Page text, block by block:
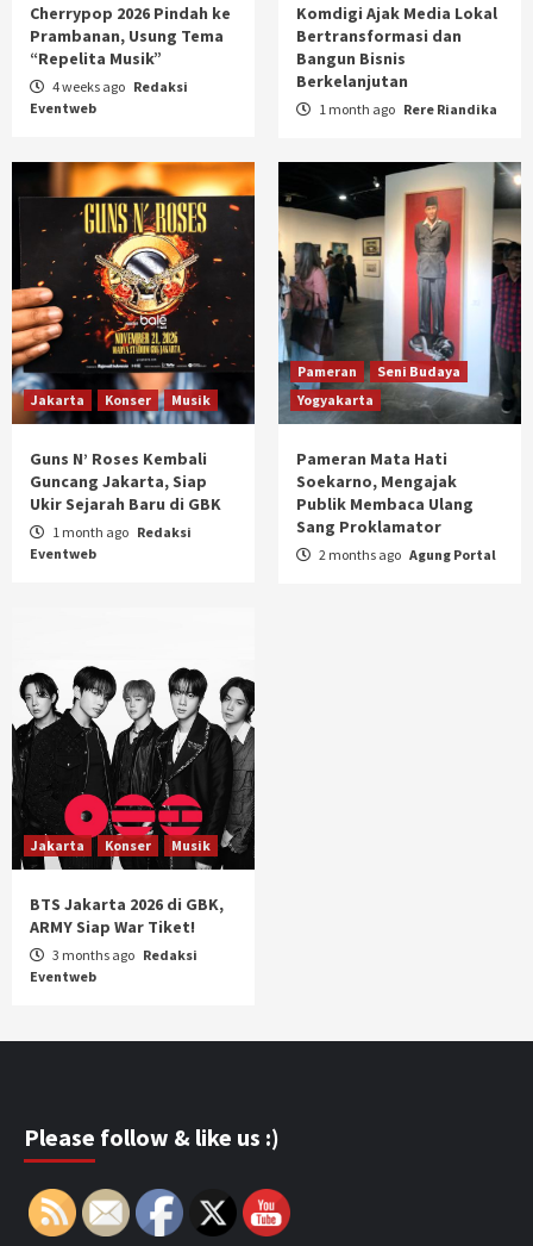
Cherrypop 2026 Pindah ke
Prambanan, Usung Tema
“Repelita Musik”
4 weeks ago Redaksi
Eventweb
Komdigi Ajak Media Lokal
Bertransformasi dan
Bangun Bisnis
Berkelanjutan
1 month ago Rere Riandika
Jakarta Konser Musik
Guns N’ Roses Kembali
Guncang Jakarta, Siap
Ukir Sejarah Baru di GBK
1 month ago Redaksi
Eventweb
Pameran
Seni Budaya
Yogyakarta
Pameran Mata Hati
Soekarno, Mengajak
Publik Membaca Ulang
Sang Proklamator
2 months ago Agung Portal
Jakarta Konser Musik
BTS Jakarta 2026 di GBK,
ARMY Siap War Tiket!
3 months ago Redaksi
Eventweb
Please follow & like us :)